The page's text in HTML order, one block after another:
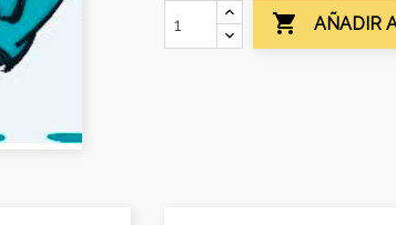
 AÑADIR